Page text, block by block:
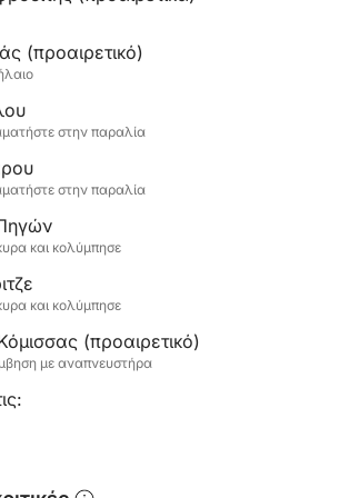
σφαιρικά μαρμάρινα βότσαλα.
της Αφροδίτης, η Κάλα Σισίνε,
(προσβάσιμη με τα πόδια και
ΚΟΝΤΕΣΑ (προσβάσιμη
μπορούν να γίνουν είτε με
επισκέπτες την επιλογή ενός
πεκορίνο, ελιές, ψωμί Γκουτιάου,
(προαιρετικό)
στην παραλία
στην παραλία
και κολύμπησε
και κολύμπησε
(προαιρετικό)
με αναπνευστήρα